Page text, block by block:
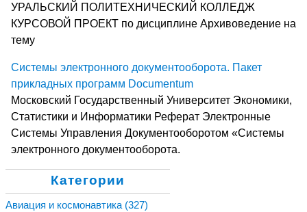
УРАЛЬСКИЙ ПОЛИТЕХНИЧЕСКИЙ КОЛЛЕДЖ
КУРСОВОЙ ПРОЕКТ по дисциплине Архивоведение на
тему
Системы электронного документооборота. Пакет
прикладных программ Documentum
Московский Государственный Университет Экономики,
Статистики и Информатики Реферат Электронные
Системы Управления Документооборотом «Системы
электронного документооборота.
Категории
Авиация и космонавтика (327)